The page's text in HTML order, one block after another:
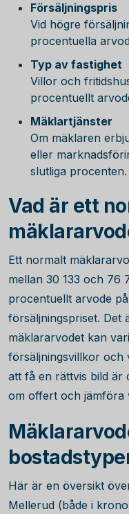
Försäljningspris
Vid högre
procentuella
Typ av fastighet
Villor och
procentuellt
Mäklartjänster
Om mäklaren
eller
slutliga procenten.
Vad är ett
Ett normalt
mellan 30 133 och 76
procentuellt arvode
försäljningspriset. Det
mäklararvodet kan
försäljningsvillkor och
att få en rättvis bild är
om offert och jämföra
Här är en översikt
Mellerud (både i